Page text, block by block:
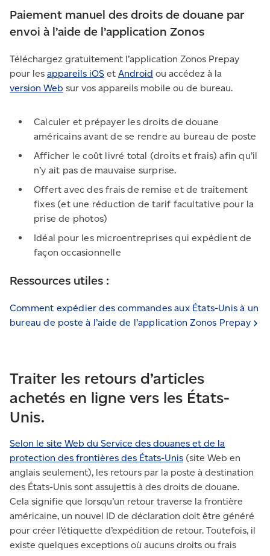
Paiement manuel des droits de douane par
envoi à l’aide de l’application Zonos
Téléchargez gratuitement l’application Zonos Prepay
pour les appareils iOS et Android ou accédez à la
version Web sur vos appareils mobile ou de bureau.
Calculer et prépayer les droits de douane
américains avant de se rendre au bureau de poste
Afficher le coût livré total (droits et frais) afin qu’il
n’y ait pas de mauvaise surprise.
Offert avec des frais de remise et de traitement
fixes (et une réduction de tarif facultative pour la
prise de photos)
Idéal pour les microentreprises qui expédient de
façon occasionnelle
Ressources utiles :
Comment expédier des commandes aux États-Unis à un
bureau de poste à l’aide de l’application Zonos Prepay
Traiter les retours d’articles
achetés en ligne vers les États-
Unis.
Selon le site Web du Service des douanes et de la
protection des frontières des États-Unis (site Web en
anglais seulement), les retours par la poste à destination
des États-Unis sont assujettis à des droits de douane.
Cela signifie que lorsqu’un retour traverse la frontière
américaine, un nouvel ID de déclaration doit être généré
pour créer l’étiquette d’expédition de retour. Toutefois, il
existe quelques exceptions où aucuns droits ou frais